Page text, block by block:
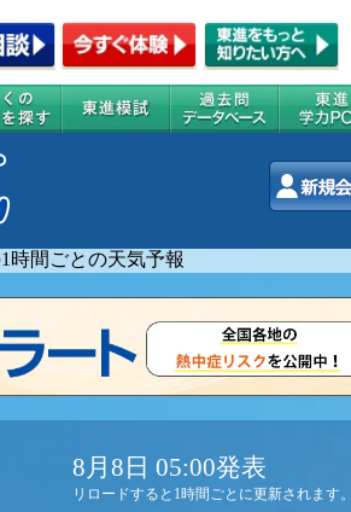
時間ごとの天気予報
8月8日 05:00発表
リロードすると1時間ごとに更新されます。